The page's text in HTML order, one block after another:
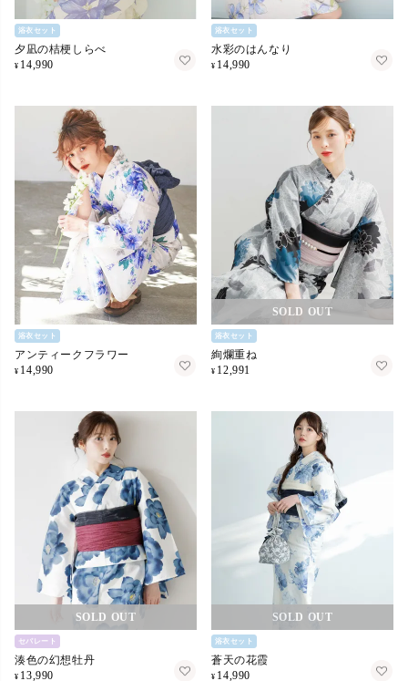
浴衣セット
夕凪の桔梗しらべ
¥ 14,990
浴衣セット
水彩のはんなり
¥ 14,990
浴衣セット
アンティークフラワー
¥ 14,990
在庫切れ
浴衣セット
絢爛重ね
¥ 12,991
在庫切れ
セパレート
湊色の幻想牡丹
¥ 13,990
在庫切れ
浴衣セット
蒼天の花霞
¥ 14,990